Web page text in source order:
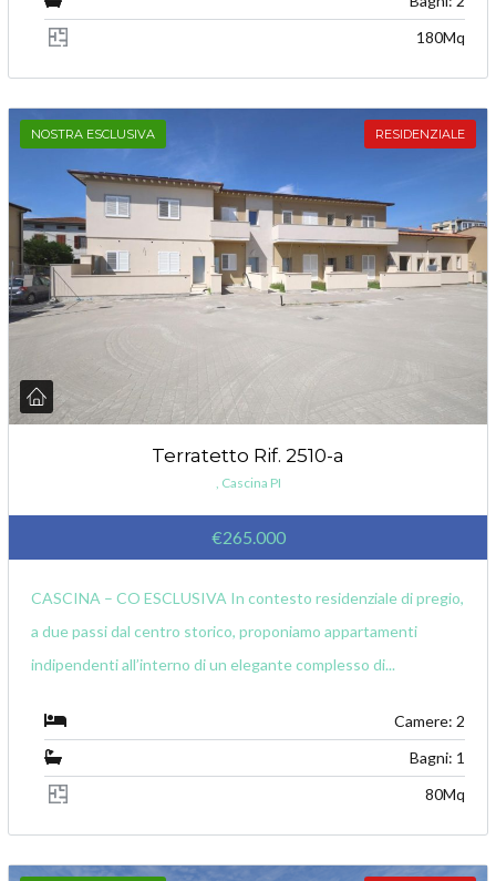
180Mq
NOSTRA ESCLUSIVA RESIDENZIALE
Terratetto Rif. 2510-a
, Cascina PI
€265.000
CASCINA – CO ESCLUSIVA In contesto residenziale di pregio,
a due passi dal centro storico, proponiamo appartamenti
indipendenti all’interno di un elegante complesso di...
Camere: 2
Bagni: 1
80Mq